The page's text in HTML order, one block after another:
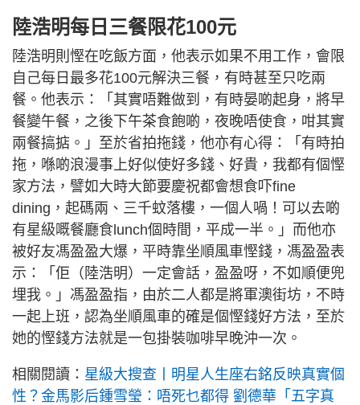
陸浩明每日三餐限花100元
陸浩明則慳在吃飯方面，他表示如果不用工作，會限
自己每日最多花100元解決三餐，有時甚至只吃兩
餐。他表示：「其實唔難做到，有時晏啲起身，將早
餐變午餐，之後下午茶食飽啲，夜晚唔使食，咁其實
兩餐搞掂。」至於省拍拖錢，他亦有心得：「有時拍
拖，喺啲浪漫事上好似使好多錢、好貴，我都有個慳
家方法，譬如大時大節要慶祝都會想食吓fine
dining，起碼兩、三千蚊落樓，一個人喎！可以去啲
有星級嘅餐廳食lunch個時間，平成一半。」而他亦
被好友馮盈盈大爆，平時靠坐順風車慳錢，馮盈盈表
示：「佢（陸浩明）一定會話，盈盈呀，不如順便兜
埋我。」馮盈盈指，由於二人都是將軍澳街坊，不時
一起上班，認為坐順風車的確是個慳錢好方法，至於
她的慳錢方法就是一包掛裝咖啡早晚沖一次。
相關閱讀： 星級大搜查丨明星人生座右銘反映真實個
性？金馬影后鍾雪瑩：唔死乜都得 劉德華「五字真